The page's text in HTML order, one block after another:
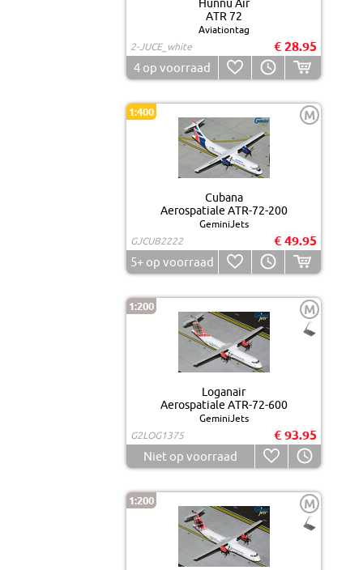
Hunnu Air
ATR 72
Aviationtag
2-JUCE_white
€ 28.95
4 op voorraad
1:400 M
Cubana
Aerospatiale ATR-72-200
GeminiJets
GJCUB2222
€ 49.95
5+ op voorraad
1:200 M
Loganair
Aerospatiale ATR-72-600
GeminiJets
G2LOG1375
€ 93.95
Niet op voorraad
1:200 M